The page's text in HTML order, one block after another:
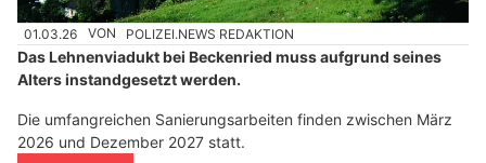
01.03.26 VON POLIZEI.NEWS REDAKTION
Das Lehnenviadukt bei Beckenried muss aufgrund seines
Alters instandgesetzt werden.
Die umfangreichen Sanierungsarbeiten finden zwischen März
2026 und Dezember 2027 statt.